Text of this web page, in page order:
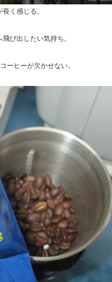
く感じる。
び出したい気持ち。
ーヒーが欠かせない。